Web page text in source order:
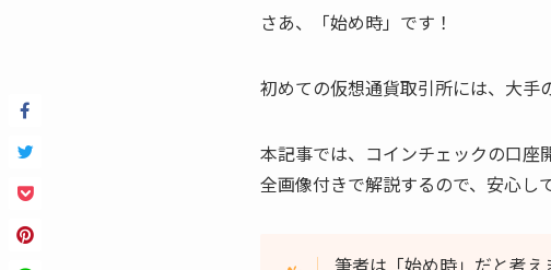
さあ、「始め時」です！
初めての仮想通貨取引所には、大手
本記事では、コインチェックの口座
全画像付きで解説するので、安心し